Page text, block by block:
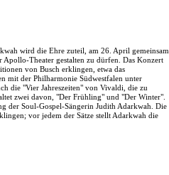
wird die Ehre zuteil, am 26. April gemeinsam
Theater gestalten zu dürfen. Das Konzert
von Busch erklingen, etwa das
mit der Philharmonie Südwestfalen unter
die "Vier Jahreszeiten" von Vivaldi, die zu
zwei davon, "Der Frühling" und "Der Winter".
der Soul-Gospel-Sängerin Judith Adarkwah. Die
vor jedem der Sätze stellt Adarkwah die